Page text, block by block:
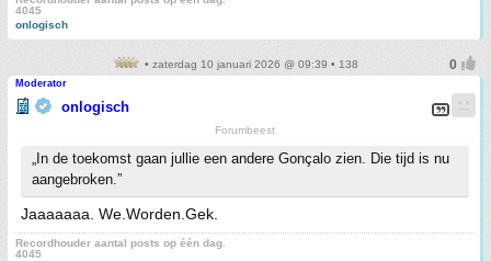
4045
onlogisch
• zaterdag 10 januari 2026 @ 09:39 • 138
Moderator
onlogisch
Forumbeest
„In de toekomst gaan jullie een andere Gonçalo zien. Die tijd is nu
aangebroken.”
Jaaaaaaa. We.Worden.Gek.
Recordhouder aantal posts op één dag.
4045